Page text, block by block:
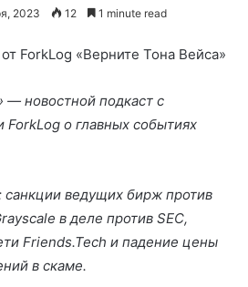
2023 12 1 minute read
— новостной подкаст с
ForkLog о главных событиях
санкции ведущих бирж против
в деле против SEC,
Friends.Tech и падение цены
в скаме.